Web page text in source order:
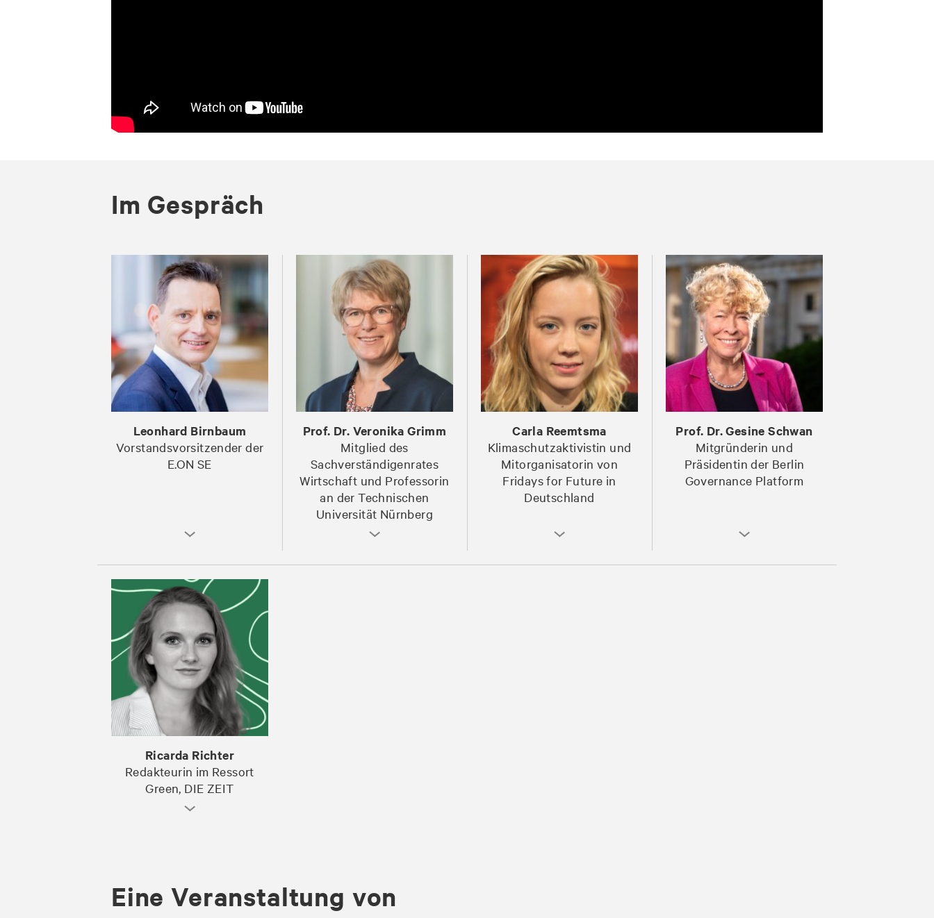
Im Gespräch
Leonhard Birnbaum
Vorstandsvorsitzender der
E.ON SE
Prof. Dr. Veronika Grimm
Mitglied des
Sachverständigenrates
Wirtschaft und Professorin
an der Technischen
Universität Nürnberg
Carla Reemtsma
Klimaschutzaktivistin und
Mitorganisatorin von
Fridays for Future in
Deutschland
Prof. Dr. Gesine Schwan
Mitgründerin und
Präsidentin der Berlin
Governance Platform
Ricarda Richter
Redakteurin im Ressort
Green, DIE ZEIT
Eine Veranstaltung von